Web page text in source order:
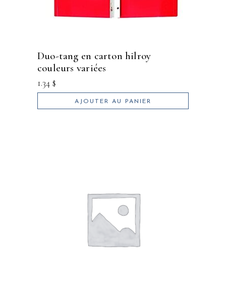
duo-tang en carton hilroy
couleurs variées
1.34 $
AJOUTER AU PANIER